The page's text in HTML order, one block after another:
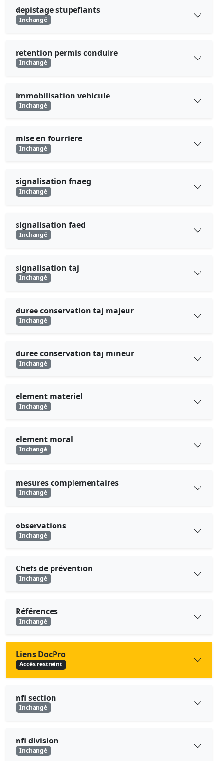
depistage stupefiants
Inchangé
retention permis conduire
Inchangé
immobilisation vehicule
Inchangé
mise en fourriere
Inchangé
signalisation fnaeg
Inchangé
signalisation faed
Inchangé
signalisation taj
Inchangé
duree conservation taj majeur
Inchangé
duree conservation taj mineur
Inchangé
element materiel
Inchangé
element moral
Inchangé
mesures complementaires
Inchangé
observations
Inchangé
Chefs de prévention
Inchangé
Références
Inchangé
Liens DocPro
Accès restreint
nfi section
Inchangé
nfi division
Inchangé